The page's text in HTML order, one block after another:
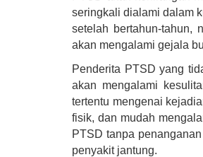
seringkali dialami dalam
setelah bertahun-tahun,
akan mengalami gejala
Penderita PTSD yang
akan mengalami
tertentu mengenai
fisik, dan mudah
PTSD tanpa
penyakit jantung.